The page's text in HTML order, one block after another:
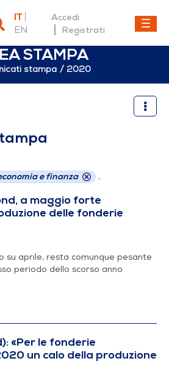
IT
EN
Accedi
Registrati
STAMPA
stampa 2020
e finanza .
a maggio forte
delle fonderie
su aprile, resta comunque pesante
periodo dello scorso anno
«Per le fonderie
un calo della produzione